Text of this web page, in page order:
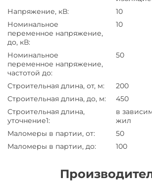
Напряжение, кВ:
10
Номинальное
переменное напряжение,
до, кВ:
10
Номинальное
переменное напряжение,
частотой до:
50
Строительная длина, от, м:
200
Строительная длина, до, м:
450
Строительная длина,
уточнение1:
в
жил
Маломеры в партии, от:
50
Маломеры в партии, до: 100